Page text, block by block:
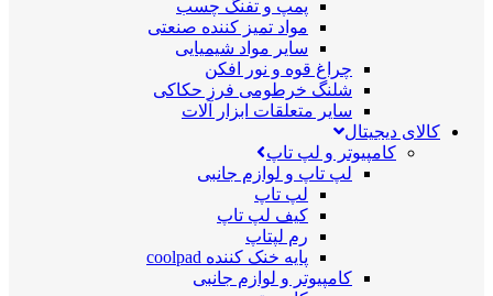
پمپ و تفنگ چسب
مواد تمیز کننده صنعتی
سایر مواد شیمیایی
چراغ قوه و نور افکن
شلنگ خرطومی فرز حکاکی
سایر متعلقات ابزار آلات
کالای دیجیتال
کامپیوتر و لپ تاپ
لپ تاپ و لوازم جانبی
لپ تاپ
کیف لپ تاپ
رم لپتاپ
پایه خنک کننده coolpad
کامپیوتر و لوازم جانبی